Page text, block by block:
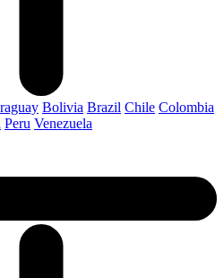
Bolivia Brazil Chile Colombia
Peru Venezuela